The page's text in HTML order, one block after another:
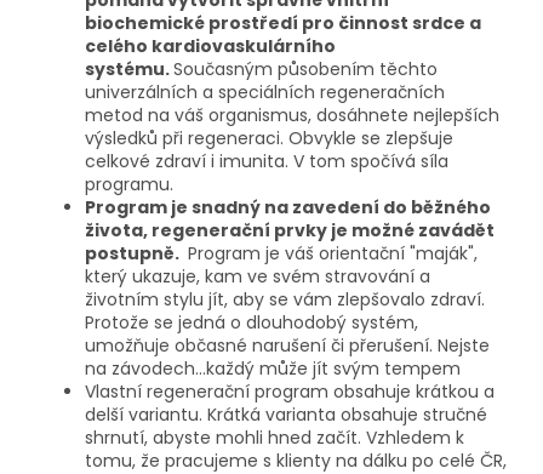
biochemické prostředí pro činnost srdce a
celého kardiovaskulárního
systému.Současným působením těchto
univerzálních a speciálních regeneračních
metod na váš organismus, dosáhnete nejlepších
výsledků při regeneraci. Obvykle se zlepšuje
celkové zdraví i imunita. V tom spočívá síla
programu.
Program je snadný na zavedení do běžného
života, regenerační prvky je možné zavádět
postupně. Program je váš orientační "maják",
který ukazuje, kam ve svém stravování a
životním stylu jít, aby se vám zlepšovalo zdraví.
Protože se jedná o dlouhodobý systém,
umožňuje občasné narušení či přerušení. Nejste
na závodech...každý může jít svým tempem
Vlastní regenerační program obsahuje krátkou a
delší variantu. Krátká varianta obsahuje stručné
shrnutí, abyste mohli hned začít. Vzhledem k
tomu, že pracujeme s klienty na dálku po celé ČR,